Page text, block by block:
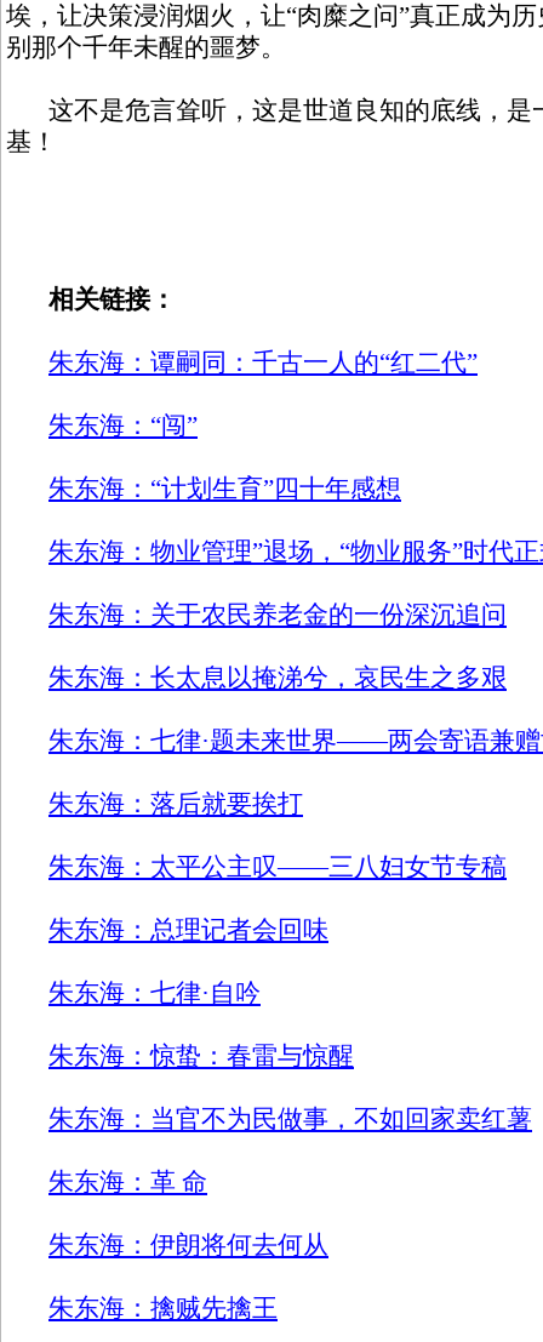
埃，让决策浸润烟火，让“肉糜之问”真正成为
别那个千年未醒的噩梦。
这不是危言耸听，这是世道良知的底线，是
基！
相关链接：
朱东海：谭嗣同：千古一人的“红二代”
朱东海：“闯”
朱东海：“计划生育”四十年感想
朱东海：物业管理”退场，“物业服务”时代
朱东海：关于农民养老金的一份深沉追问
朱东海：长太息以掩涕兮，哀民生之多艰
朱东海：七律·题未来世界——两会寄语兼
朱东海：落后就要挨打
朱东海：太平公主叹——三八妇女节专稿
朱东海：总理记者会回味
朱东海：七律·自吟
朱东海：惊蛰：春雷与惊醒
朱东海：当官不为民做事，不如回家卖红薯
朱东海：革 命
朱东海：伊朗将何去何从
朱东海：擒贼先擒王